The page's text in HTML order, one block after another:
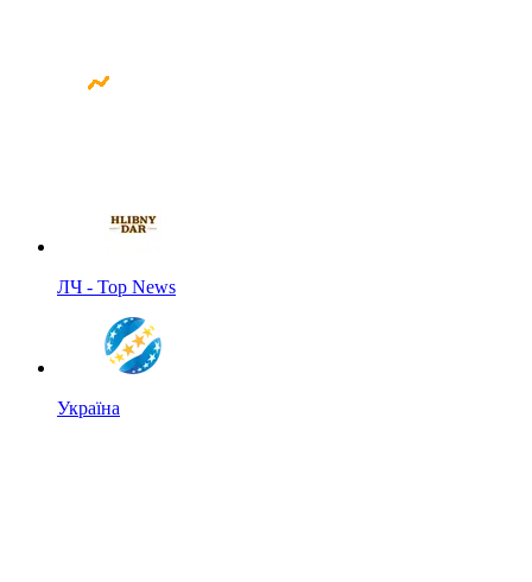
ЛЧ - Top News
Україна